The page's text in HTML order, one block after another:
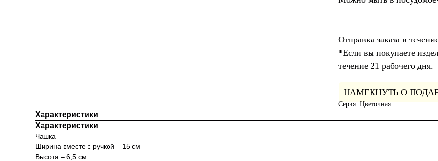
Отправка заказа в
*Если вы покупаете
течение 21 рабочего дня.
НАМЕКНУТЬ О
Серия: Цветочная
Характеристики
Характеристики
Чашка
Ширина вместе с ручкой – 15 см
Высота – 6,5 см